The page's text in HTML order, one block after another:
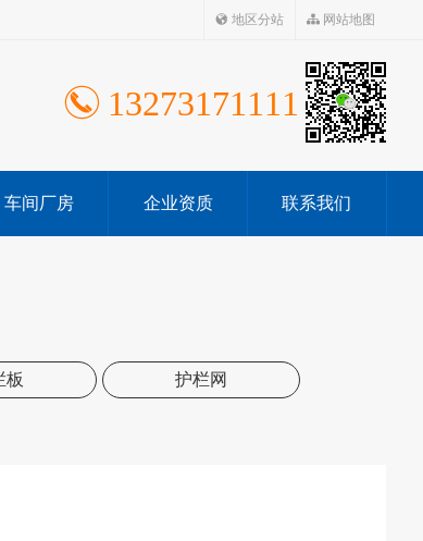
地区分站 网站地图
13273171111
车间厂房 企业资质 联系我们
板 护栏网